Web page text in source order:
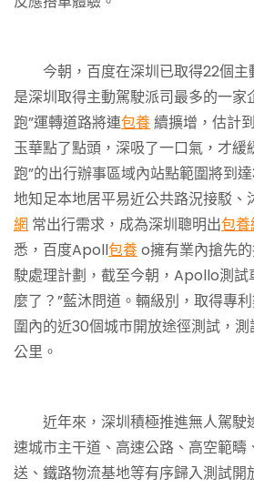
今朝，百度在深圳已取得22個主
是深圳取得主動駕駛派司最多的一家
跑”運轉道路將連包養續擴增，估計
玉華點了點頭，深吸了一口氣，才緩
跑”的出行辦事區域內站點範圍將到
地知足本地居平易近公共路況接駁、
網 常出行需求，成為深圳聰明出包養
悉，百度Apoll包養o擁有業內搶先
駛處理計劃，截至今朝，Apollo測試
麼了？”藍沐問道。輛級別，取得專
圍內的近30個城市開放途徑測試，
公里。
近年來，深圳積極推進無人駕駛
速城市主干道、高速公路、高空範疇
送、鐵路物流基地等有序歸入測試開